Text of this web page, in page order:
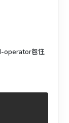
operator包住